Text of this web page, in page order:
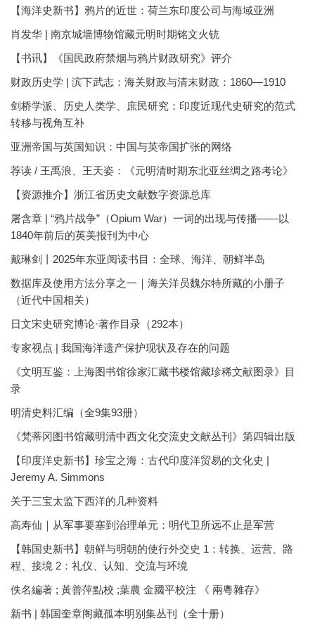
【海洋史新书】鸦片的近世：荷兰东印度公司与海域亚洲
肖发华 | 南京城墙博物馆藏元明时期铭文火铳
【书讯】《国民政府禁烟与鸦片财政研究》评介
财政历史学 | 滨下武志：海关财政与清末财政：1860—1910
剑桥学派、历史人类学、庶民研究：印度近现代史研究的范式
转移与视角互补
亚洲帝国与英国知识：中国与英帝国扩张的网络
荐读 / 王禹浪、王天姿：《元明清时期东北亚丝绸之路考论》
【资源推介】浙江省历史文献数字资源总库
屠含章 | “鸦片战争”（Opium War）一词的出现与传播——以
1840年前后的英美报刊为中心
戴琳剑丨2025年东亚阅读书目：全球、海洋、朝鲜半岛
数据库及使用方法分享之一｜海关洋员魏尔特所藏的小册子
（近代中国相关）
日文宋史研究博论·著作目录（292本）
专家视点 | 我国海洋遗产保护现状及存在的问题
《文明互鉴：上海图书馆徐家汇藏书楼馆藏珍稀文献图录》目
录
明清史料汇编（全9集93册）
《梵蒂冈图书馆藏明清中西文化交流史文献丛刊》第四辑出版
【印度洋史新书】珍宝之海：古代印度洋贸易的文化史 |
Jeremy A. Simmons
关于三宝太监下西洋的几种资料
高寿仙｜从军事要塞到治理单元：明代卫所远不止是军营
【韩国史新书】朝鲜与明朝的使行外交史 1：转换、运营、路
程、接境 2：礼仪、认知、交流与环境
佚名編著 ; 黃善萍點校 ;葉農 金國平校注 《 兩粵雜存》
新书 | 韩国奎章阁藏孤本明别集丛刊（全十册）